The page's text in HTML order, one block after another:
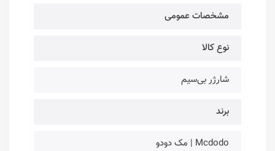
مشخصات عمومی
نوع کالا
شارژر بی‌سیم
برند
Mcdodo | مک دودو